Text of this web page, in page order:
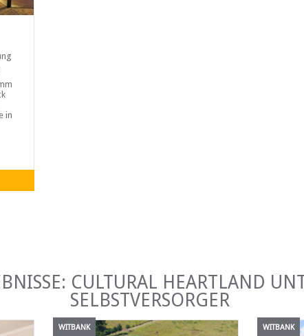
in
CULTURAL HEARTLAND
SELBSTVERSORGER
WITBANK WITBANK